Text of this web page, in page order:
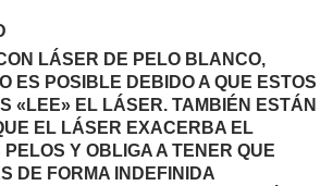
LÁSER DE PELO BLANCO,
ES POSIBLE DEBIDO A QUE ESTOS
«LEE» EL LÁSER. TAMBIÉN ESTÁN
EL LÁSER EXACERBA EL
Y OBLIGA A TENER QUE
DE FORMA INDEFINIDA